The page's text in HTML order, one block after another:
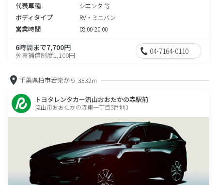
代表車種 シエンタ 等
ボディタイプ RV・ミニバン
営業時間 08:00-20:00
6時間まで7,700円
免責補償制度1,100円 04-7164-0110
千葉県柏市若柴から 3532m
トヨタレンタカー流山おおたかの森駅前
流山市おおたかの森東一丁目5番地3